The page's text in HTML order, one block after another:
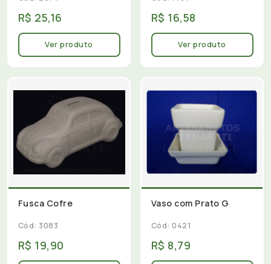
R$ 25,16
Ver produto
R$ 16,58
Ver produto
Fusca Cofre
Cód: 3083
R$ 19,90
Vaso com Prato G
Cód: 0421
R$ 8,79